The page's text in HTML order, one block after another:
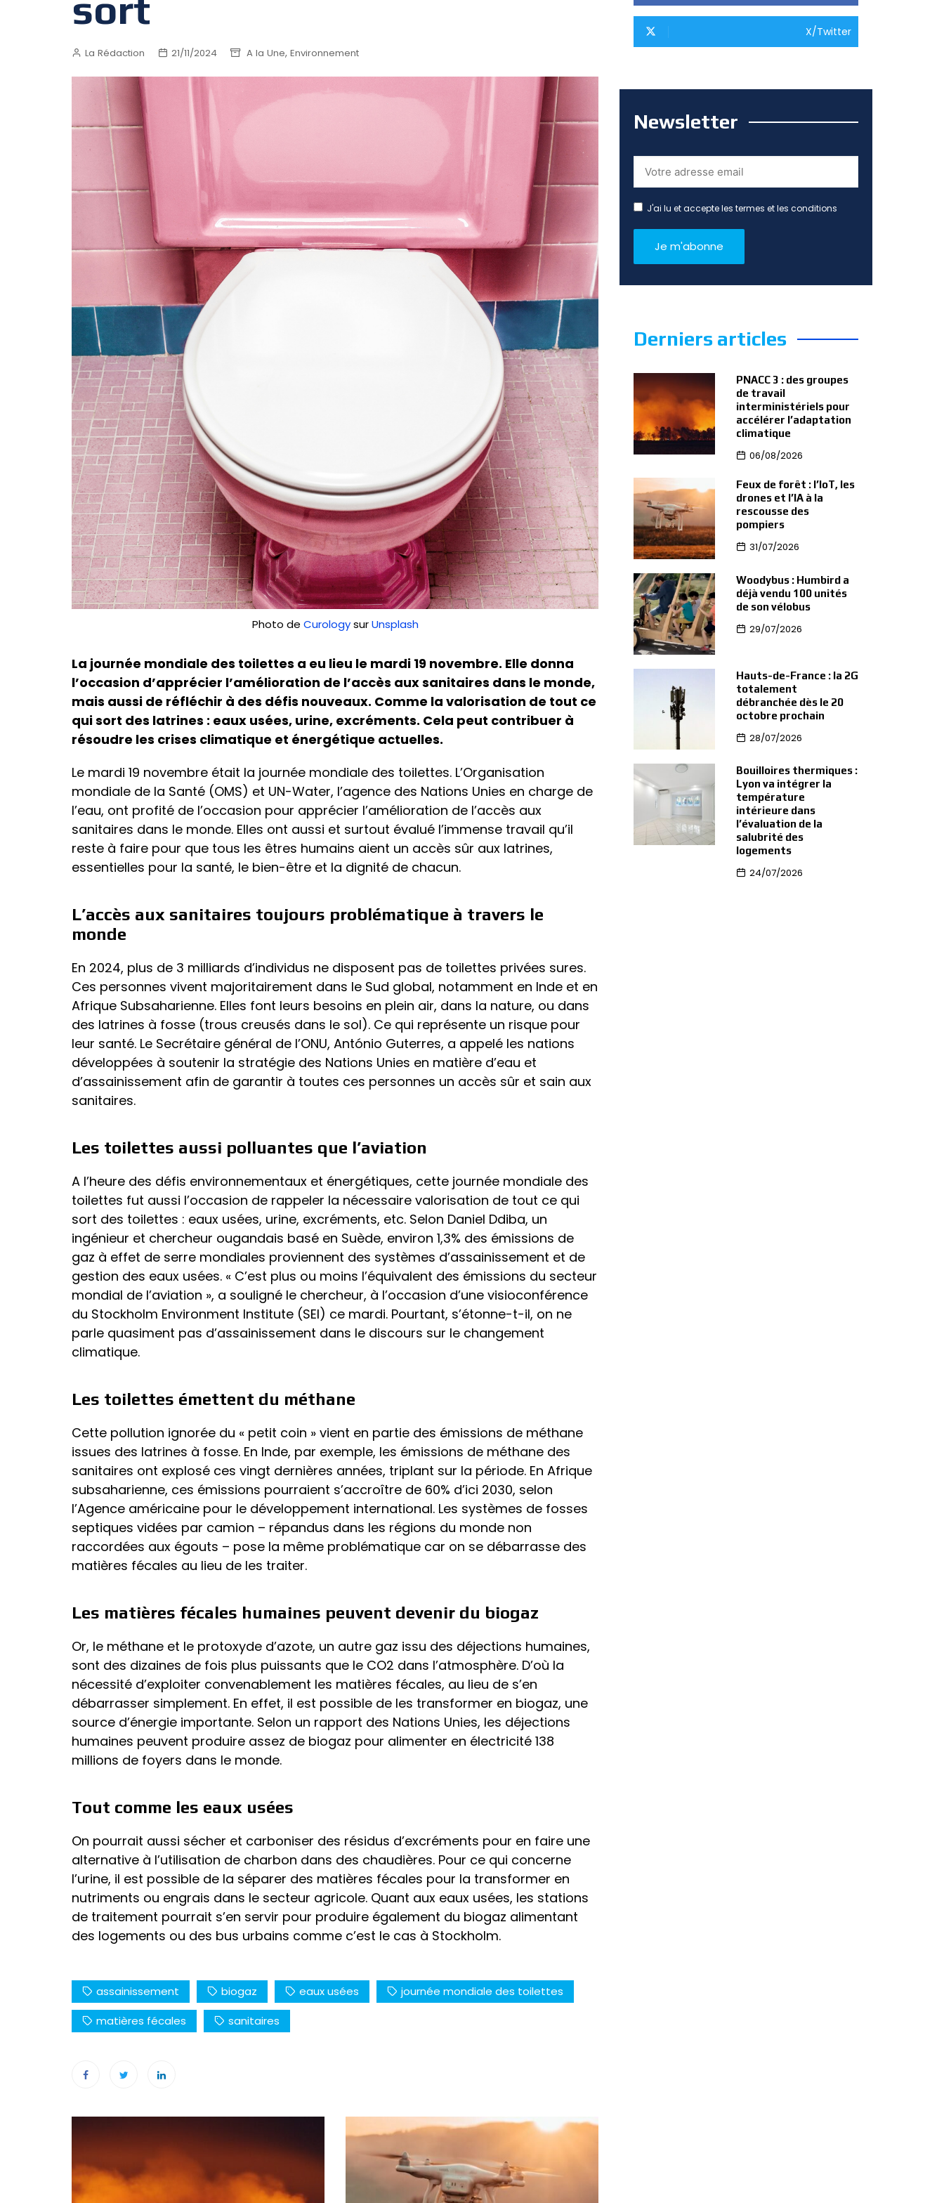
La Rédaction 21/11/2024 A la Une, Environnement
Photo de CurologysurUnsplash
La journée mondiale des toilettes a eu lieu le mardi 19 novembre. Elle donna
l’occasion d’apprécier l’amélioration de l’accès aux sanitaires dans le monde,
mais aussi de réfléchir à des défis nouveaux. Comme la valorisation de tout ce
qui sort des latrines : eaux usées, urine, excréments. Cela peut contribuer à
résoudre les crises climatique et énergétique actuelles.
Le mardi 19 novembre était la journée mondiale des toilettes. L’Organisation
mondiale de la Santé (OMS) et UN-Water, l’agence des Nations Unies en charge de
l’eau, ont profité de l’occasion pour apprécier l’amélioration de l’accès aux
sanitaires dans le monde. Elles ont aussi et surtout évalué l’immense travail qu’il
reste à faire pour que tous les êtres humains aient un accès sûr aux latrines,
essentielles pour la santé, le bien-être et la dignité de chacun.
L’accès aux sanitaires toujours problématique à travers le
monde
En 2024, plus de 3 milliards d’individus ne disposent pas de toilettes privées sures.
Ces personnes vivent majoritairement dans le Sud global, notamment en Inde et en
Afrique Subsaharienne. Elles font leurs besoins en plein air, dans la nature, ou dans
des latrines à fosse (trous creusés dans le sol). Ce qui représente un risque pour
leur santé. Le Secrétaire général de l’ONU, António Guterres, a appelé les nations
développées à soutenir la stratégie des Nations Unies en matière d’eau et
d’assainissement afin de garantir à toutes ces personnes un accès sûr et sain aux
sanitaires.
Les toilettes aussi polluantes que l’aviation
A l’heure des défis environnementaux et énergétiques, cette journée mondiale des
toilettes fut aussi l’occasion de rappeler la nécessaire valorisation de tout ce qui
sort des toilettes : eaux usées, urine, excréments, etc. Selon Daniel Ddiba, un
ingénieur et chercheur ougandais basé en Suède, environ 1,3% des émissions de
gaz à effet de serre mondiales proviennent des systèmes d’assainissement et de
gestion des eaux usées. « C’est plus ou moins l’équivalent des émissions du secteur
mondial de l’aviation », a souligné le chercheur, à l’occasion d’une visioconférence
du Stockholm Environment Institute (SEI) ce mardi. Pourtant, s’étonne-t-il, on ne
parle quasiment pas d’assainissement dans le discours sur le changement
climatique.
Les toilettes émettent du méthane
Cette pollution ignorée du « petit coin » vient en partie des émissions de méthane
issues des latrines à fosse. En Inde, par exemple, les émissions de méthane des
sanitaires ont explosé ces vingt dernières années, triplant sur la période. En Afrique
subsaharienne, ces émissions pourraient s’accroître de 60% d’ici 2030, selon
l’Agence américaine pour le développement international. Les systèmes de fosses
septiques vidées par camion – répandus dans les régions du monde non
raccordées aux égouts – pose la même problématique car on se débarrasse des
matières fécales au lieu de les traiter.
Les matières fécales humaines peuvent devenir du biogaz
Or, le méthane et le protoxyde d’azote, un autre gaz issu des déjections humaines,
sont des dizaines de fois plus puissants que le CO2 dans l’atmosphère. D’où la
nécessité d’exploiter convenablement les matières fécales, au lieu de s’en
débarrasser simplement. En effet, il est possible de les transformer en biogaz, une
source d’énergie importante. Selon un rapport des Nations Unies, les déjections
humaines peuvent produire assez de biogaz pour alimenter en électricité 138
millions de foyers dans le monde.
Tout comme les eaux usées
On pourrait aussi sécher et carboniser des résidus d’excréments pour en faire une
alternative à l’utilisation de charbon dans des chaudières. Pour ce qui concerne
l’urine, il est possible de la séparer des matières fécales pour la transformer en
nutriments ou engrais dans le secteur agricole. Quant aux eaux usées, les stations
de traitement pourrait s’en servir pour produire également du biogaz alimentant
des logements ou des bus urbains comme c’est le cas à Stockholm.
assainissement biogaz eaux usées
journée mondiale des toilettes
matières fécales
sanitaires
de
l’article
X/Twitter
Newsletter
J'ai lu et accepte les termes et les conditions
Derniers articles
PNACC 3 : des groupes
de travail
interministériels pour
accélérer l’adaptation
climatique
06/08/2026
Feux de forêt : l’IoT, les
drones et l’IA à la
rescousse des
pompiers
31/07/2026
Woodybus : Humbird a
déjà vendu 100 unités
de son vélobus
29/07/2026
Hauts-de-France : la 2G
totalement
débranchée dès le 20
octobre prochain
28/07/2026
Bouilloires thermiques :
Lyon va intégrer la
température
intérieure dans
l’évaluation de la
salubrité des
logements
24/07/2026